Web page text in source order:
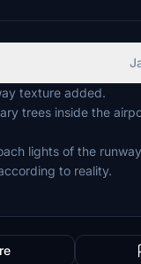
texture added.
trees inside the
lights of the
to reality.